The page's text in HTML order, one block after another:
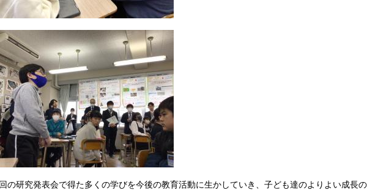
の研究発表会で得た多くの学びを今後の教育活動に生かしていき、子ども達のよりよい成長